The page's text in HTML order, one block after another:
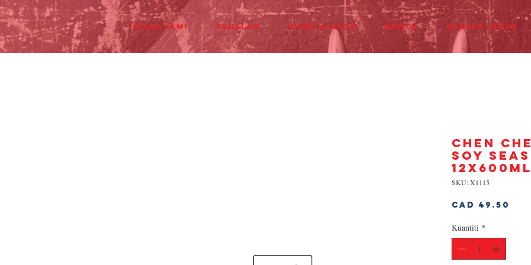
Kisah Kami Kenalan Video & Blog Merch Soalan Lazim
CHEN
SOY
12x600ml
SKU: X1115
CAD 49.50
Kuantiti *